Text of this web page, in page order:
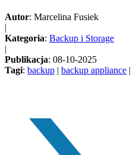
Autor: Marcelina Fusiek
|
Kategoria: Backup i Storage
|
Publikacja: 08-10-2025
Tagi: backup | backup appliance |